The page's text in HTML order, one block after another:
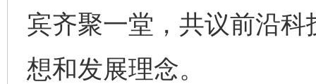
宾齐聚一堂，共议前沿
想和发展理念。